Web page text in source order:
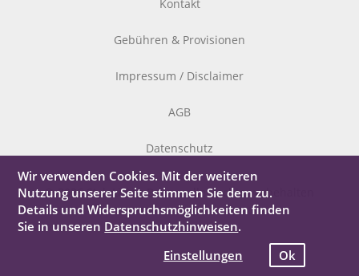
Kontakt
Gebühren & Provisionen
Impressum / Disclaimer
AGB
Datenschutz
© 2026 StyleLiving Bonn – alle Rechte vorbehalten
Wir verwenden Cookies. Mit der weiteren
Nutzung unserer Seite stimmen Sie dem zu.
Details und Widerspruchsmöglichkeiten finden
Sie in unseren Datenschutzhinweisen.
Einstellungen
Ok